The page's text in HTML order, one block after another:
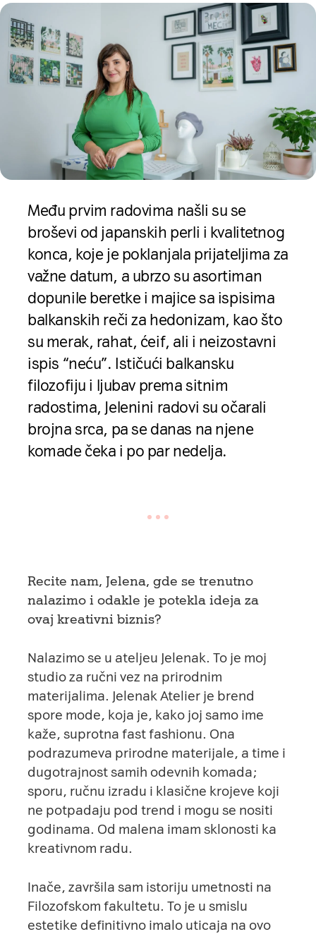
Među prvim radovima našli su se
broševi od japanskih perli i kvalitetnog
konca, koje je poklanjala prijateljima za
važne datum, a ubrzo su asortiman
dopunile beretke i majice sa ispisima
balkanskih reči za hedonizam, kao što
su merak, rahat, ćeif, ali i neizostavni
ispis “neću”. Ističući balkansku
filozofiju i ljubav prema sitnim
radostima, Jelenini radovi su očarali
brojna srca, pa se danas na njene
komade čeka i po par nedelja.
Recite nam, Jelena, gde se trenutno
nalazimo i odakle je potekla ideja za
ovaj kreativni biznis?
Nalazimo se u ateljeu Jelenak. To je moj
studio za ručni vez na prirodnim
materijalima. Jelenak Atelier je brend
spore mode, koja je, kako joj samo ime
kaže, suprotna fast fashionu. Ona
podrazumeva prirodne materijale, a time i
dugotrajnost samih odevnih komada;
sporu, ručnu izradu i klasične krojeve koji
ne potpadaju pod trend i mogu se nositi
godinama. Od malena imam sklonosti ka
kreativnom radu.
Inače, završila sam istoriju umetnosti na
Filozofskom fakultetu. To je u smislu
estetike definitivno imalo uticaja na ovo